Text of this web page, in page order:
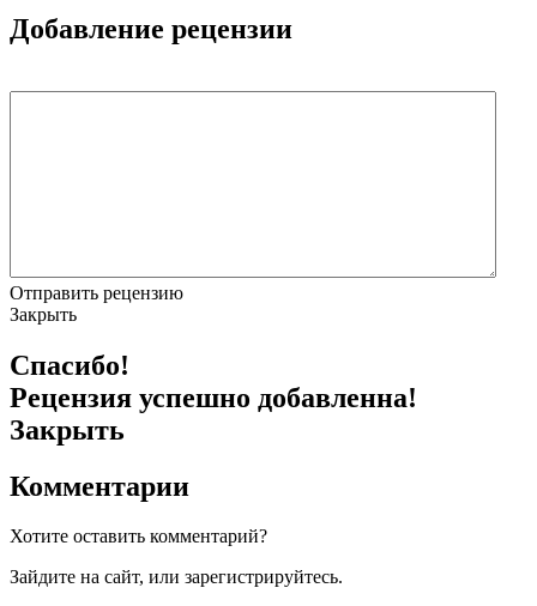
Добавление рецензии
Отправить рецензию
Закрыть
Спасибо!
Рецензия успешно добавленна!
Закрыть
Комментарии
Хотите оставить комментарий?
Зайдите на сайт, или зарегистрируйтесь.